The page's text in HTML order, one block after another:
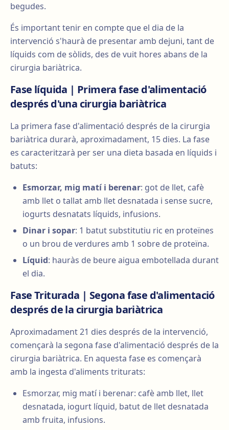
begudes.
És important tenir en compte que el dia de la
intervenció s'haurà de presentar amb dejuni, tant de
líquids com de sòlids, des de vuit hores abans de la
cirurgia bariàtrica.
Fase líquida | Primera fase d'alimentació
després d'una cirurgia bariàtrica
La primera fase d'alimentació després de la cirurgia
bariàtrica durarà, aproximadament, 15 dies. La fase
es caracteritzarà per ser una dieta basada en líquids i
batuts:
Esmorzar, mig matí i berenar: got de llet, cafè
amb llet o tallat amb llet desnatada i sense sucre,
iogurts desnatats líquids, infusions.
Dinar i sopar: 1 batut substitutiu ric en proteïnes
o un brou de verdures amb 1 sobre de proteïna.
Líquid: hauràs de beure aigua embotellada durant
el dia.
Fase Triturada | Segona fase d'alimentació
després de la cirurgia bariàtrica
Aproximadament 21 dies després de la intervenció,
començarà la segona fase d'alimentació després de la
cirurgia bariàtrica. En aquesta fase es començarà
amb la ingesta d'aliments triturats:
Esmorzar, mig matí i berenar: cafè amb llet, llet
desnatada, iogurt líquid, batut de llet desnatada
amb fruita, infusions.